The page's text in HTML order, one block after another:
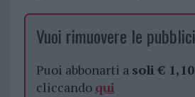
Vuoi rimuovere le
Puoi abbonarti a soli €
cliccando qui